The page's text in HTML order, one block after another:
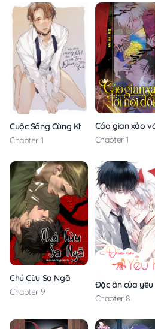
Cuộc Sống Cùng Khổ Đến Vũ Trụ Dom
Chapter 1
Cáo gian xảo
Chapter 1
Chú Cừu Sa Ngã
Chapter 9
Đặc ân của yêu
Chapter 8